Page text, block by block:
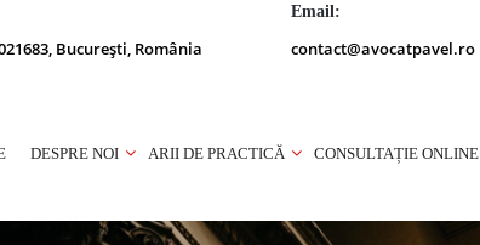
București, România
Email:
contact@avocatpavel.ro
DESPRE NOI ARII DE PRACTICĂ CONSULTAȚIE ONLINE